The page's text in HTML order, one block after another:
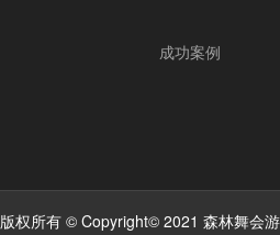
成功案例
版权所有 © Copyright© 2021 森林舞会